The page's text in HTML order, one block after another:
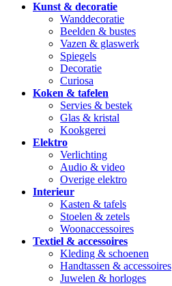
Kunst & decoratie
Wanddecoratie
Beelden & bustes
Vazen & glaswerk
Spiegels
Decoratie
Curiosa
Koken & tafelen
Servies & bestek
Glas & kristal
Kookgerei
Elektro
Verlichting
Audio & video
Overige elektro
Interieur
Kasten & tafels
Stoelen & zetels
Woonaccessoires
Textiel & accessoires
Kleding & schoenen
Handtassen & accessoires
Juwelen & horloges